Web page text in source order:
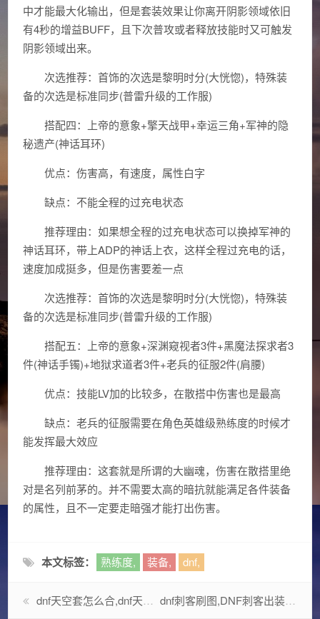
中才能最大化输出，但是套装效果让你离开阴影领域依旧
有4秒的增益BUFF，且下次普攻或者释放技能时又可触发
阴影领域出来。
次选推荐：首饰的次选是黎明时分(大恍惚)，特殊装
备的次选是标准同步(普雷升级的工作服)
搭配四：上帝的意象+擎天战甲+幸运三角+军神的隐
秘遗产(神话耳环)
优点：伤害高，有速度，属性白字
缺点：不能全程的过充电状态
推荐理由：如果想全程的过充电状态可以换掉军神的
神话耳环，带上ADP的神话上衣，这样全程过充电的话，
速度加成挺多，但是伤害要差一点
次选推荐：首饰的次选是黎明时分(大恍惚)，特殊装
备的次选是标准同步(普雷升级的工作服)
搭配五：上帝的意象+深渊窥视者3件+黑魔法探求者3
件(神话手镯)+地狱求道者3件+老兵的征服2件(肩腰)
优点：技能LV加的比较多，在散搭中伤害也是最高
缺点：老兵的征服需要在角色英雄级熟练度的时候才
能发挥最大效应
推荐理由：这套就是所谓的大幽魂，伤害在散搭里绝
对是名列前茅的。并不需要太高的暗抗就能满足各件装备
的属性，且不一定要走暗强才能打出伤害。
本文标签： 熟练度, 装备, dnf,
dnf天空套怎么合,dnf天空套怎么弄? dnf刺客刷图,DNF刺客出装?